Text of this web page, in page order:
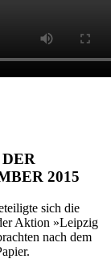
2015
sich die
Aktion »Leipzig
nach dem